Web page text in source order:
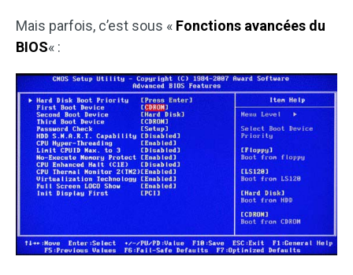
Mais parfois, c’est sous « Fonctions avancées du
BIOS« :